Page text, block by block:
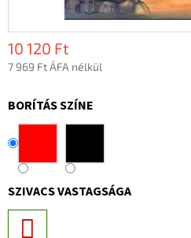
10 120 Ft
7 969 Ft ÁFA nélkül
BORÍTÁS SZÍNE
SZIVACS VASTAGSÁGA